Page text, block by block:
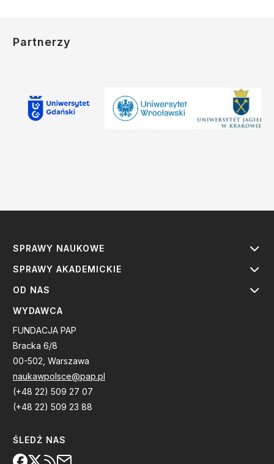
Partnerzy
SPRAWY NAUKOWE
SPRAWY AKADEMICKIE
OD NAS
WYDAWCA
FUNDACJA PAP
Bracka 6/8
00-502, Warszawa
naukawpolsce@pap.pl
(+48 22) 509 27 07
(+48 22) 509 23 88
ŚLEDŹ NAS